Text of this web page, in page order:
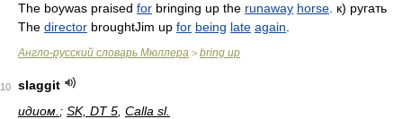
The boywas praised for bringing up the runaway horse . к) ругать
The director broughtJim up for being late again
Англо-русский словарь Мюллера > bring up
10
slaggit
идиом. ; SK, DT 5 Calla sl.